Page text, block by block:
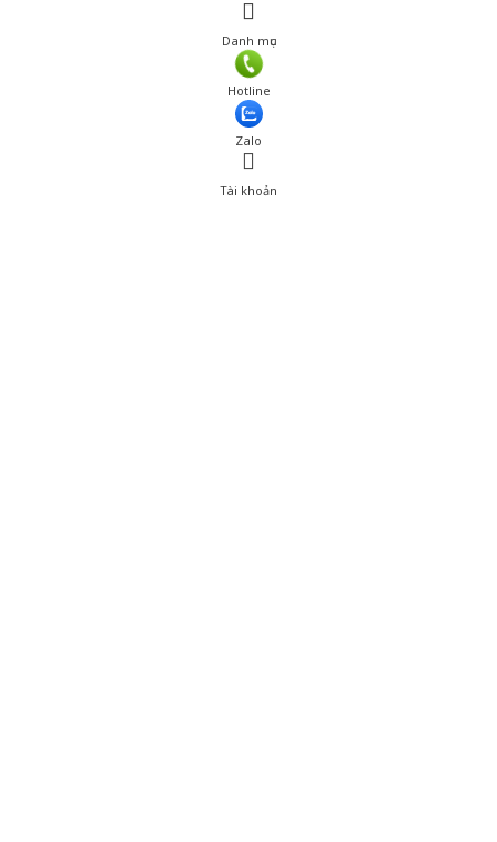
Danh mục
Hotline
Zalo
Tài khoản